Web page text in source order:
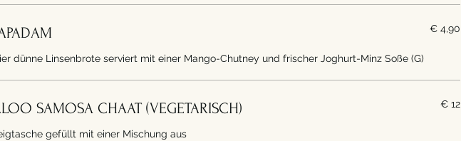
dünne Linsenbrote serviert mit einer Mango-Chutney und frischer Joghurt-Minz Soße (G)
€ 4,90
SAMOSA CHAAT (VEGETARISCH)
gefüllt mit einer Mischung aus
€ 12